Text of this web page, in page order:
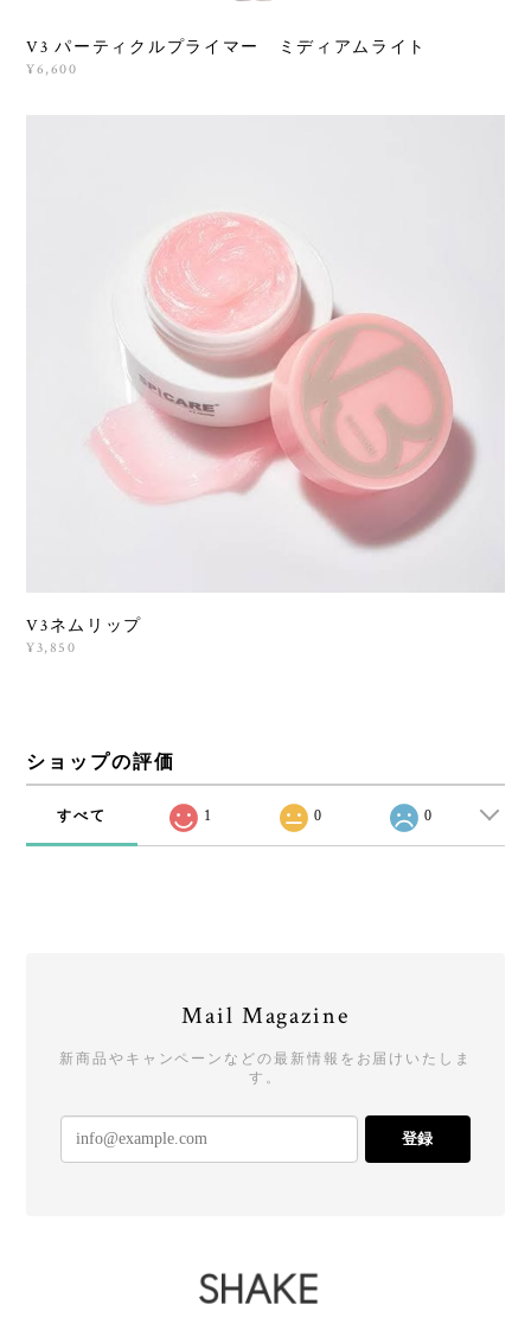
V3 パーティクルプライマー ミディアムライト
¥6,600
V3ネムリップ
¥3,850
ショップの評価
すべて 1 0 0
Mail Magazine
新商品やキャンペーンなどの最新情報をお届けいたしま
す。
登録